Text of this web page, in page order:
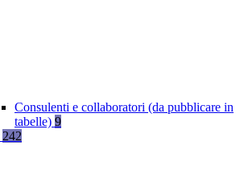
Consulenti e collaboratori (da pubblicare in
tabelle) 9
242